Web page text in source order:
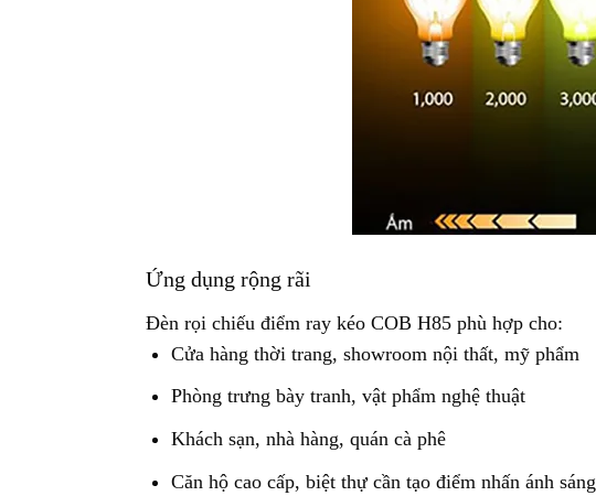
Ứng dụng rộng rãi
Đèn rọi chiếu điểm ray kéo COB H85 phù hợp cho:
Cửa hàng thời trang, showroom nội thất, mỹ phẩm
Phòng trưng bày tranh, vật phẩm nghệ thuật
Khách sạn, nhà hàng, quán cà phê
Căn hộ cao cấp, biệt thự cần tạo điểm nhấn ánh sáng